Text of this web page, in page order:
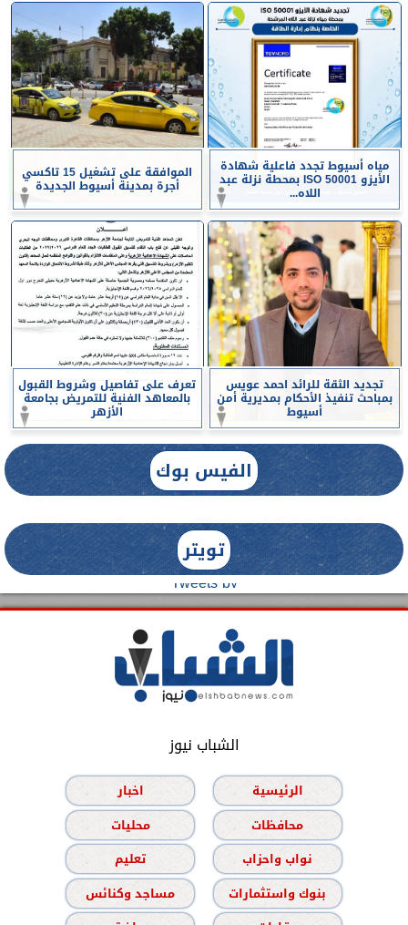
مياه أسيوط تجدد فاعلية شهادة
الأيزو ISO 50001 بمحطة نزلة عبد
اللاه...
الموافقة على تشغيل 15 تاكسي
أجرة بمدينة أسيوط الجديدة
تجديد الثقة للرائد احمد عويس
بمباحث تنفيذ الأحكام بمديرية أمن
أسيوط
تعرف على تفاصيل وشروط القبول
بالمعاهد الفنية للتمريض بجامعة
الأزهر
الفيس بوك
تويتر
Tweets by
الشباب نيوز
الرئيسية
اخبار
محافظات
محليات
نواب واحزاب
تعليم
بنوك واستثمارات
مساجد وكنائس